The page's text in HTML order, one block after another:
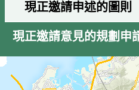
現正邀請申述的圖則
現正邀請意見的規劃申